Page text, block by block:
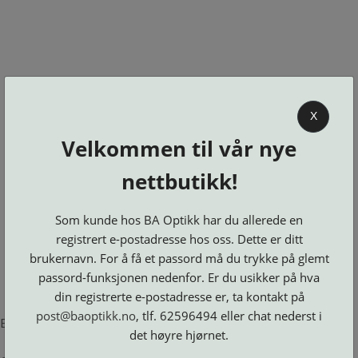
BA OPTIKK
KJØPSVILKÅR
OSS
BESTILL
DELER
LOGG INN
Brillerens
Brillesnorer
Clip-
on
Suncover
Etuier
Innfatninger
Lesebriller
Luper
og
Speil
Maskiner
Microkluter
Neseputer
Se alle kategorier
Error loading product page.
X
Velkommen til vår nye
nettbutikk!
Som kunde hos BA Optikk har du allerede en
registrert e-postadresse hos oss. Dette er ditt
brukernavn. For å få et passord må du trykke på glemt
passord-funksjonen nedenfor. Er du usikker på hva
din registrerte e-postadresse er, ta kontakt på
post@baoptikk.no, tlf. 62596494 eller chat nederst i
det høyre hjørnet.